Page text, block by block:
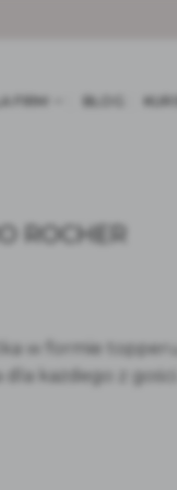
FIRM BLOG
ROCHER
w formie
każdego z gości.